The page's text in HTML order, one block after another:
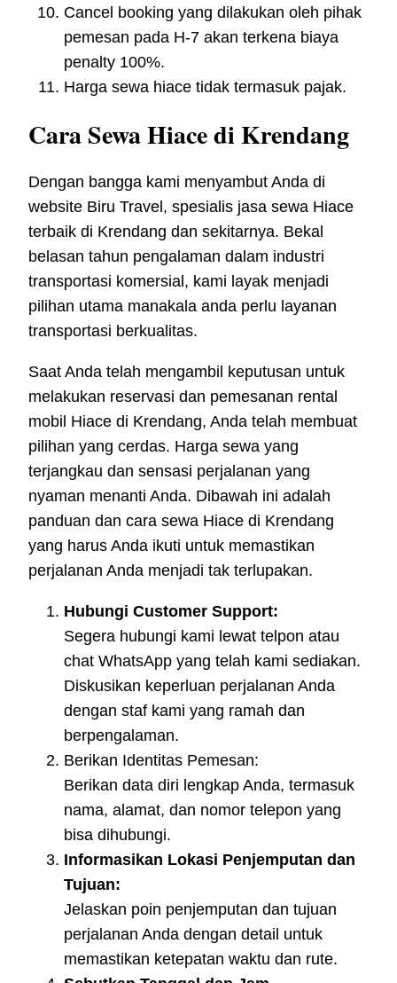
Cancel booking yang dilakukan oleh pihak
pemesan pada H-7 akan terkena biaya
penalty 100%.
Harga sewa hiace tidak termasuk pajak.
Cara Sewa Hiace di Krendang
Dengan bangga kami menyambut Anda di
website Biru Travel, spesialis jasa sewa Hiace
terbaik di Krendang dan sekitarnya. Bekal
belasan tahun pengalaman dalam industri
transportasi komersial, kami layak menjadi
pilihan utama manakala anda perlu layanan
transportasi berkualitas.
Saat Anda telah mengambil keputusan untuk
melakukan reservasi dan pemesanan rental
mobil Hiace di Krendang, Anda telah membuat
pilihan yang cerdas. Harga sewa yang
terjangkau dan sensasi perjalanan yang
nyaman menanti Anda. Dibawah ini adalah
panduan dan cara sewa Hiace di Krendang
yang harus Anda ikuti untuk memastikan
perjalanan Anda menjadi tak terlupakan.
Hubungi Customer Support:
Segera hubungi kami lewat telpon atau
chat WhatsApp yang telah kami sediakan.
Diskusikan keperluan perjalanan Anda
dengan staf kami yang ramah dan
berpengalaman.
Berikan Identitas Pemesan:
Berikan data diri lengkap Anda, termasuk
nama, alamat, dan nomor telepon yang
bisa dihubungi.
Informasikan Lokasi Penjemputan dan
Tujuan:
Jelaskan poin penjemputan dan tujuan
perjalanan Anda dengan detail untuk
memastikan ketepatan waktu dan rute.